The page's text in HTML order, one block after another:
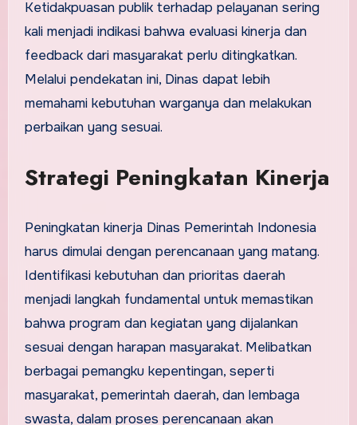
Ketidakpuasan publik terhadap pelayanan sering
kali menjadi indikasi bahwa evaluasi kinerja dan
feedback dari masyarakat perlu ditingkatkan.
Melalui pendekatan ini, Dinas dapat lebih
memahami kebutuhan warganya dan melakukan
perbaikan yang sesuai.
Strategi Peningkatan Kinerja
Peningkatan kinerja Dinas Pemerintah Indonesia
harus dimulai dengan perencanaan yang matang.
Identifikasi kebutuhan dan prioritas daerah
menjadi langkah fundamental untuk memastikan
bahwa program dan kegiatan yang dijalankan
sesuai dengan harapan masyarakat. Melibatkan
berbagai pemangku kepentingan, seperti
masyarakat, pemerintah daerah, dan lembaga
swasta, dalam proses perencanaan akan